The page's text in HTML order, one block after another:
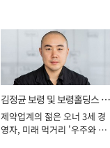
김정균 보령 및 보령홀딩스 대
표이사 사장
제약업계의 젊은 오너 3세 경
영자, 미래 먹거리 '우주와 헬